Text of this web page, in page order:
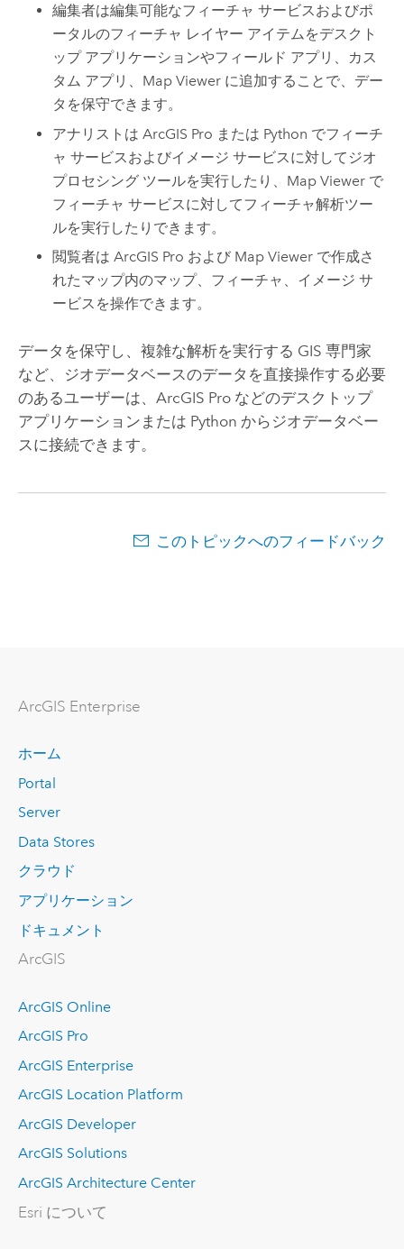
編集者は編集可能なフィーチャ サービスおよびポ
ータルのフィーチャ レイヤー アイテムをデスクト
ップ アプリケーションやフィールド アプリ、カス
タム アプリ、 Map Viewer に追加することで、デー
タを保守できます。
アナリストはArcGIS Pro または Python でフィーチ
ャ サービスおよびイメージ サービスに対してジオ
プロセシング ツールを実行したり、 Map Viewer で
フィーチャ サービスに対してフィーチャ解析ツー
ルを実行したりできます。
閲覧者はArcGIS Pro および Map Viewer で作成さ
れたマップ内のマップ、フィーチャ、イメージ サ
ービスを操作できます。
データを保守し、複雑な解析を実行する GIS 専門家
など、ジオデータベースのデータを直接操作する必要
のあるユーザーは、 ArcGIS Proなどのデスクトップ
アプリケーションまたは Python からジオデータベー
スに接続できます。
このトピックへのフィードバック
ArcGIS Enterprise
ホーム
Portal
Server
Data Stores
クラウド
アプリケーション
ドキュメント
ArcGIS
ArcGIS Online
ArcGIS Pro
ArcGIS Enterprise
ArcGIS Location Platform
ArcGIS Developer
ArcGIS Solutions
ArcGIS Architecture Center
Esri について